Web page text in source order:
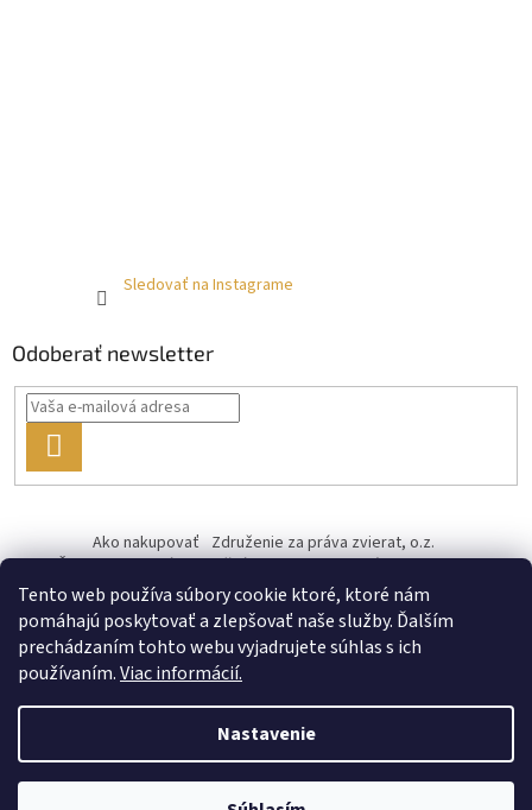
Tento web používa súbory cookie ktoré, ktoré nám
pomáhajú poskytovať a zlepšovať naše služby. Ďalším
prechádzaním tohto webu vyjadrujete súhlas s ich
používaním.Viac informácií.
Nastavenie
Sledovať na Instagrame
Odoberať newsletter
SA
Ako nakupovať Združenie za práva zvierat, o.z.
Československý kastračný program Informácie o cookies
od ♥ vybudoval Filip Minár
Vytvoril Shoptet Premium